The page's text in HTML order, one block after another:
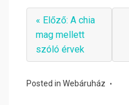
« Előző: A chia
mag mellett
szóló érvek
Posted in Webáruház